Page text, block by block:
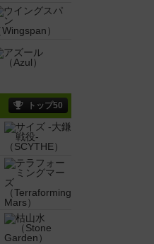
トップ50